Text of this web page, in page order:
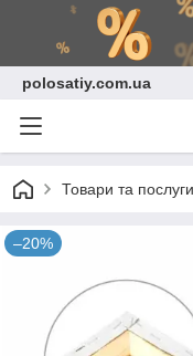
polosatiy.com.ua
Товари та послуги
–20%